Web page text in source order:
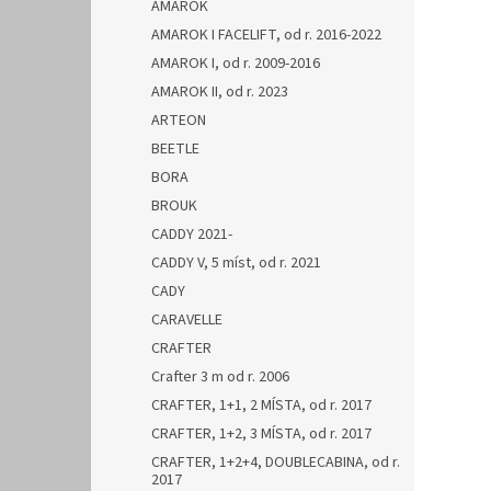
AMAROK
AMAROK I FACELIFT, od r. 2016-2022
AMAROK I, od r. 2009-2016
AMAROK II, od r. 2023
ARTEON
BEETLE
BORA
BROUK
CADDY 2021-
CADDY V, 5 míst, od r. 2021
CADY
CARAVELLE
CRAFTER
Crafter 3 m od r. 2006
CRAFTER, 1+1, 2 MÍSTA, od r. 2017
CRAFTER, 1+2, 3 MÍSTA, od r. 2017
CRAFTER, 1+2+4, DOUBLECABINA, od r.
2017